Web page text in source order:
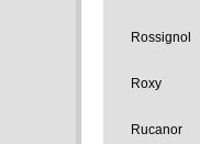
Rossignol
Roxy
Rucanor